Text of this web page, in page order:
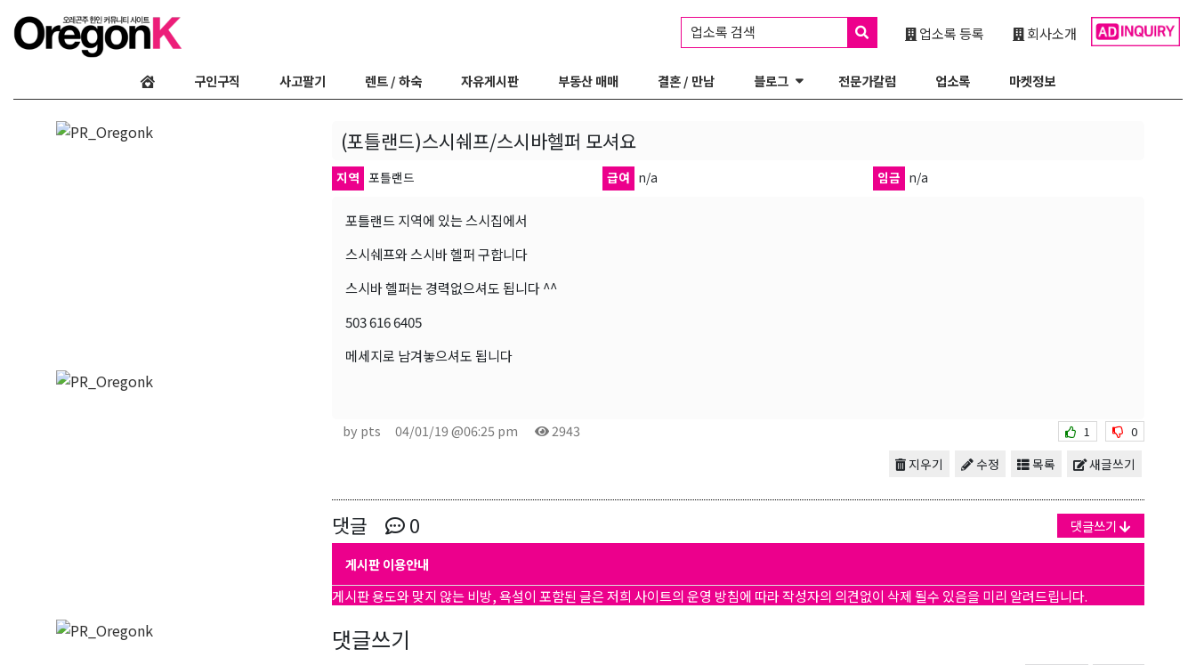
회사소개
업소록 등록
업소록 검색
구인구직 사고팔기 렌트 / 하숙 자유게시판 부동산 매매 결혼 / 만남 블로그 전문가칼럼 업소록 마켓정보
(포틀랜드)스시쉐프/스시바헬퍼 모셔요
지역 포틀랜드 급여 n/a 임금 n/a
포틀랜드 지역에 있는 스시집에서
스시쉐프와 스시바 헬퍼 구합니다
스시바 헬퍼는 경력없으셔도 됩니다 ^^
503 616 6405
메세지로 남겨놓으셔도 됩니다
by pts 04/01/19 @06:25 pm 2943 1 0
새글쓰기
목록
수정
지우기
댓글 0 댓글쓰기
게시판 이용안내
게시판 용도와 맞지 않는 비방, 욕설이 포함된 글은 저희 사이트의 운영 방침에 따라 작성자의 의견없이 삭제 될수 있음을 미리 알려드립니다.
댓글쓰기